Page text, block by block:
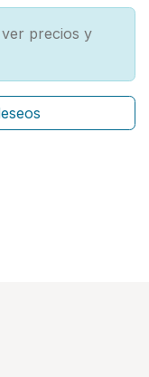
ver precios y